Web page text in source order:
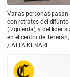
Varias personas
con retratos del difunto
(izquierda), y del líder
en el centro de
/ ATTA KENARE